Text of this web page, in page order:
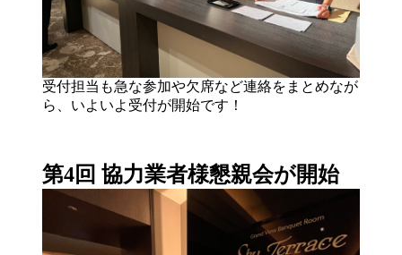
受付担当も急な参加や欠席など連絡をまとめなが
ら、いよいよ受付が開始です！
第4回 協力業者様懇親会が開始